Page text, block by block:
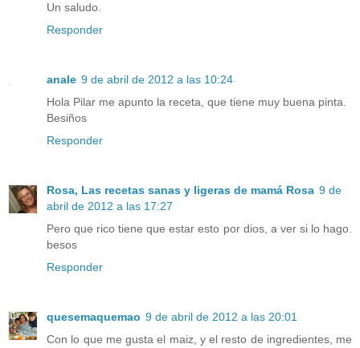
Un saludo.
Responder
anale 9 de abril de 2012 a las 10:24
Hola Pilar me apunto la receta, que tiene muy buena pinta.
Besiños
Responder
Rosa, Las recetas sanas y ligeras de mamá Rosa 9 de
abril de 2012 a las 17:27
Pero que rico tiene que estar esto por dios, a ver si lo hago.
besos
Responder
quesemaquemao 9 de abril de 2012 a las 20:01
Con lo que me gusta el maiz, y el resto de ingredientes, me